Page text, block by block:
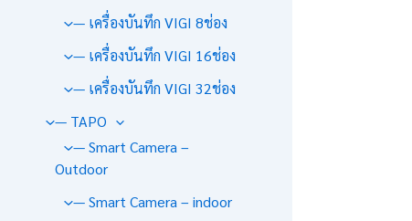
— เครื่องบันทึก VIGI 8ช่อง
— เครื่องบันทึก VIGI 16ช่อง
— เครื่องบันทึก VIGI 32ช่อง
— TAPO
— Smart Camera –
Outdoor
— Smart Camera – indoor